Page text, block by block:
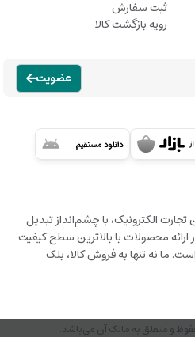
ثبت سفارش
رویه بازگشت کالا
عضویت
تجارت الکترونیک، با چشم‌انداز تبدیل
محصولات با بالاترین سطح کیفیت
ما نه تنها به فروش کالا، بلک
و متعلق به مالک آن می‌باشد.